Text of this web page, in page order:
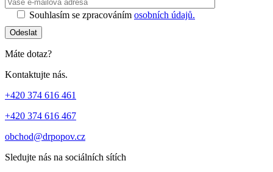
Souhlasím se zpracováním osobních údajů.
Odeslat
Máte dotaz?
Kontaktujte nás.
+420 374 616 461
+420 374 616 467
obchod@drpopov.cz
Sledujte nás na sociálních sítích